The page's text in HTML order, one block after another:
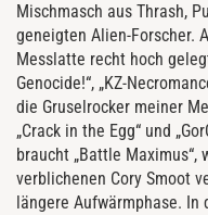
Mischmasch aus Thrash,
geneigten Alien-Forscher.
Messlatte recht hoch
Genocide!“, „KZ-
die Gruselrocker meiner
„Crack in the Egg“ und
braucht „Battle Maximus“,
verblichenen Cory Smoot
längere Aufwärmphase.